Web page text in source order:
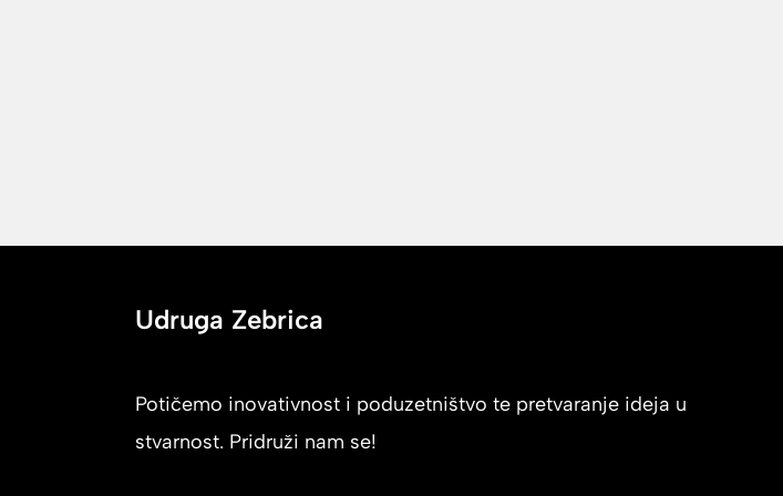
Udruga Zebrica
Potičemo inovativnost i poduzetništvo te pretvaranje ideja u
stvarnost. Pridruži nam se!